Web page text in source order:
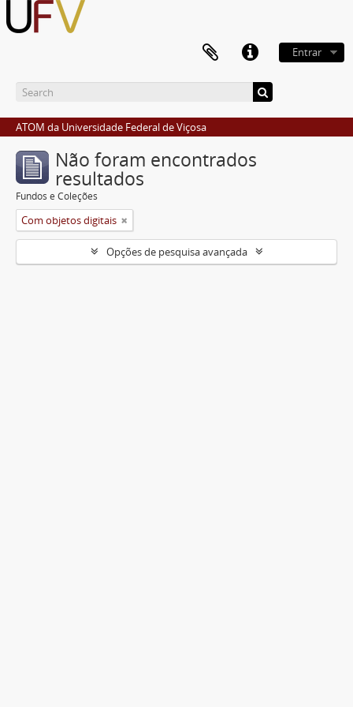
Entrar
ATOM da Universidade Federal de Viçosa
Não foram encontrados
resultados
Fundos e Coleções
Com objetos digitais
Opções de pesquisa avançada